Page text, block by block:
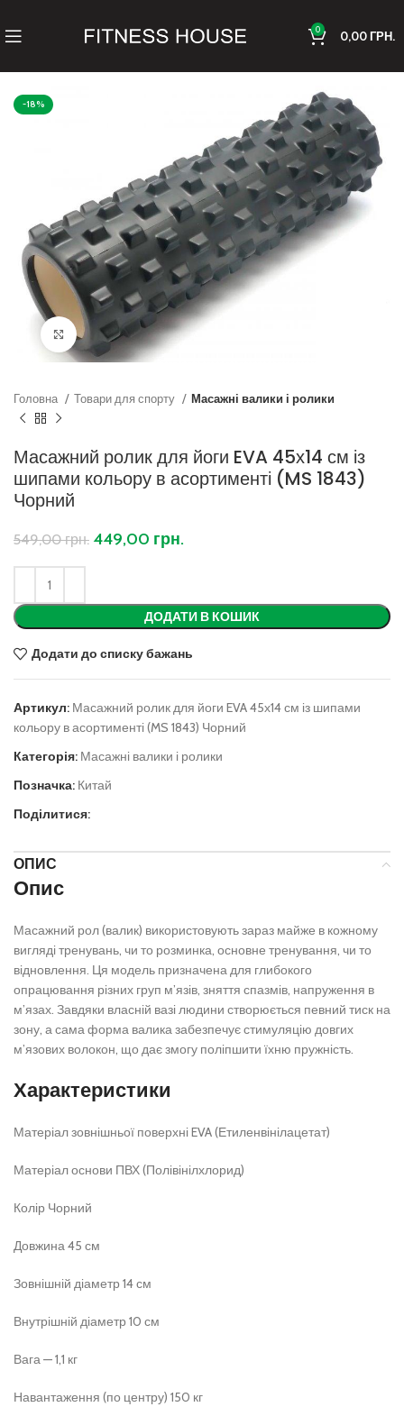
0 0,00ГРН.
-18%
Клацніть, щоб збільшити
Головна Товари для спорту Масажні валики і ролики
Масажний ролик для йоги EVA 45х14 см із
шипами кольору в асортименті (MS 1843)
Чорний
549,00грн. 449,00 грн.
ДОДАТИ В КОШИК
Додати до списку бажань
Артикул: Масажний ролик для йоги EVA 45х14 см із шипами
кольору в асортименті (MS 1843) Чорний
Категорія: Масажні валики і ролики
Позначка: Китай
Поділитися:
ОПИС
Опис
Масажний рол (валик) використовують зараз майже в кожному
вигляді тренувань, чи то розминка, основне тренування, чи то
відновлення. Ця модель призначена для глибокого
опрацювання різних груп м’язів, зняття спазмів, напруження в
м’язах. Завдяки власній вазі людини створюється певний тиск на
зону, а сама форма валика забезпечує стимуляцію довгих
м’язових волокон, що дає змогу поліпшити їхню пружність.
Характеристики
Матеріал зовнішньої поверхні EVA (Етиленвінілацетат)
Матеріал основи ПВХ (Полівінілхлорид)
Колір Чорний
Довжина 45 см
Зовнішній діаметр 14 см
Внутрішній діаметр 10 см
Вага — 1,1 кг
Навантаження (по центру) 150 кг